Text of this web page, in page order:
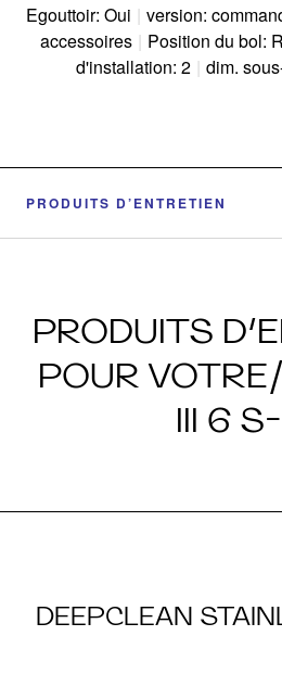
Egouttoir: Oui | version:
accessoires | Position du bol:
d'installation: 2 | dim.
PRODUITS D’ENTRETIEN
PRODUITS
POUR
III 6
DEEPCLEAN